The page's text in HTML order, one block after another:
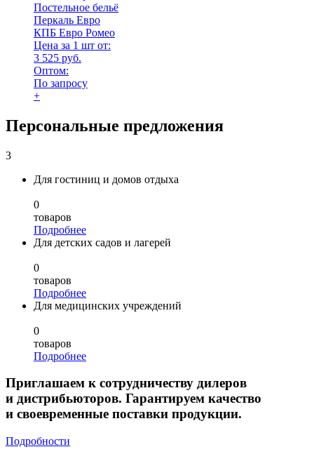
Постельное бельё
Перкаль Евро
КПБ Евро Ромео
Цена за 1 шт от:
3 525 руб.
Оптом:
По запросу
+
Персональные предложения
3
Для гостиниц и домов отдыха
0
товаров
Подробнее
Для детских садов и лагерей
0
товаров
Подробнее
Для медицинских учреждений
0
товаров
Подробнее
Приглашаем к сотрудничеству дилеров
и дистрибьюторов. Гарантируем качество
и своевременные поставки продукции.
Подробности